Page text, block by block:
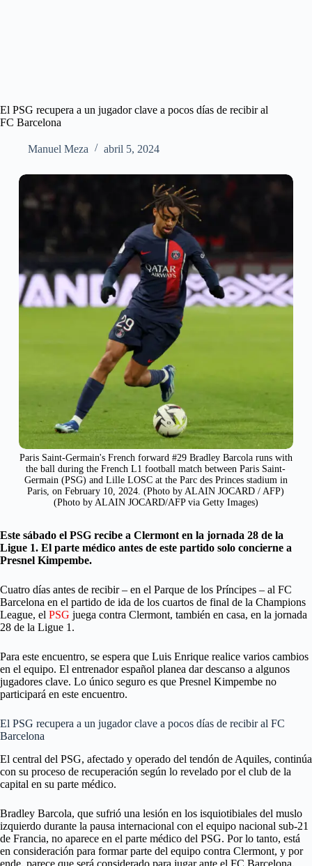
El PSG recupera a un jugador clave a pocos días de recibir al
FC Barcelona
Manuel Meza abril 5, 2024
Paris Saint-Germain's French forward #29 Bradley Barcola runs with
the ball during the French L1 football match between Paris Saint-
Germain (PSG) and Lille LOSC at the Parc des Princes stadium in
Paris, on February 10, 2024. (Photo by ALAIN JOCARD / AFP)
(Photo by ALAIN JOCARD/AFP via Getty Images)
Este sábado el PSG recibe a Clermont en la jornada 28 de la
Ligue 1. El parte médico antes de este partido solo concierne a
Presnel Kimpembe.
Cuatro días antes de recibir – en el Parque de los Príncipes – al FC
Barcelona en el partido de ida de los cuartos de final de la Champions
League, el PSG juega contra Clermont, también en casa, en la jornada
28 de la Ligue 1.
Para este encuentro, se espera que Luis Enrique realice varios cambios
en el equipo. El entrenador español planea dar descanso a algunos
jugadores clave. Lo único seguro es que Presnel Kimpembe no
participará en este encuentro.
El PSG recupera a un jugador clave a pocos días de recibir al FC
Barcelona
El central del PSG, afectado y operado del tendón de Aquiles, continúa
con su proceso de recuperación según lo revelado por el club de la
capital en su parte médico.
Bradley Barcola, que sufrió una lesión en los isquiotibiales del muslo
izquierdo durante la pausa internacional con el equipo nacional sub-21
de Francia, no aparece en el parte médico del PSG. Por lo tanto, está
en consideración para formar parte del equipo contra Clermont, y por
ende, parece que será considerado para jugar ante el FC Barcelona.